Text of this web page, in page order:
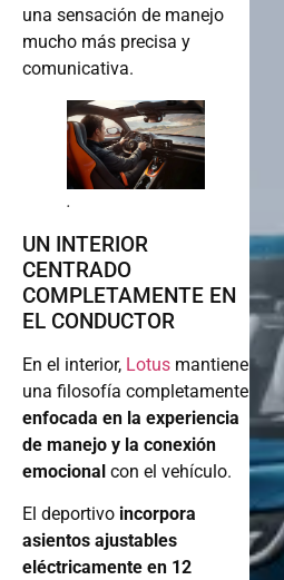
una sensación de manejo
mucho más precisa y
comunicativa.
.
UN INTERIOR
CENTRADO
COMPLETAMENTE EN
EL CONDUCTOR
En el interior, Lotus mantiene
una filosofía completamente
enfocada en la experiencia
de manejo y la conexión
emocional con el vehículo.
El deportivo incorpora
asientos ajustables
eléctricamente en 12